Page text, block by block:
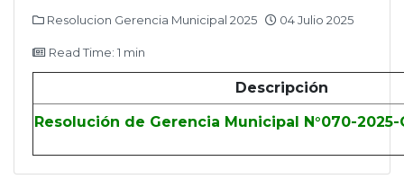
Resolucion Gerencia Municipal 2025 04 Julio 2025
Read Time: 1 min
Descripción
Resolución de Gerencia Municipal N°070-2025-